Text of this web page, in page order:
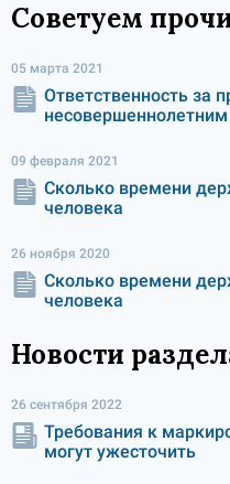
Советуем
05 марта 2021
Ответственность за
несовершеннолетним
09 февраля 2021
Сколько времени
человека
26 ноября 2020
Сколько времени
человека
Новости
26 сентября 2022
Требования к
могут ужесточить